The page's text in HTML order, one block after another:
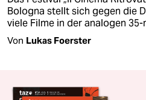
Bologna stellt sich gegen die
viele Filme in der analogen
Von Lukas Foerster